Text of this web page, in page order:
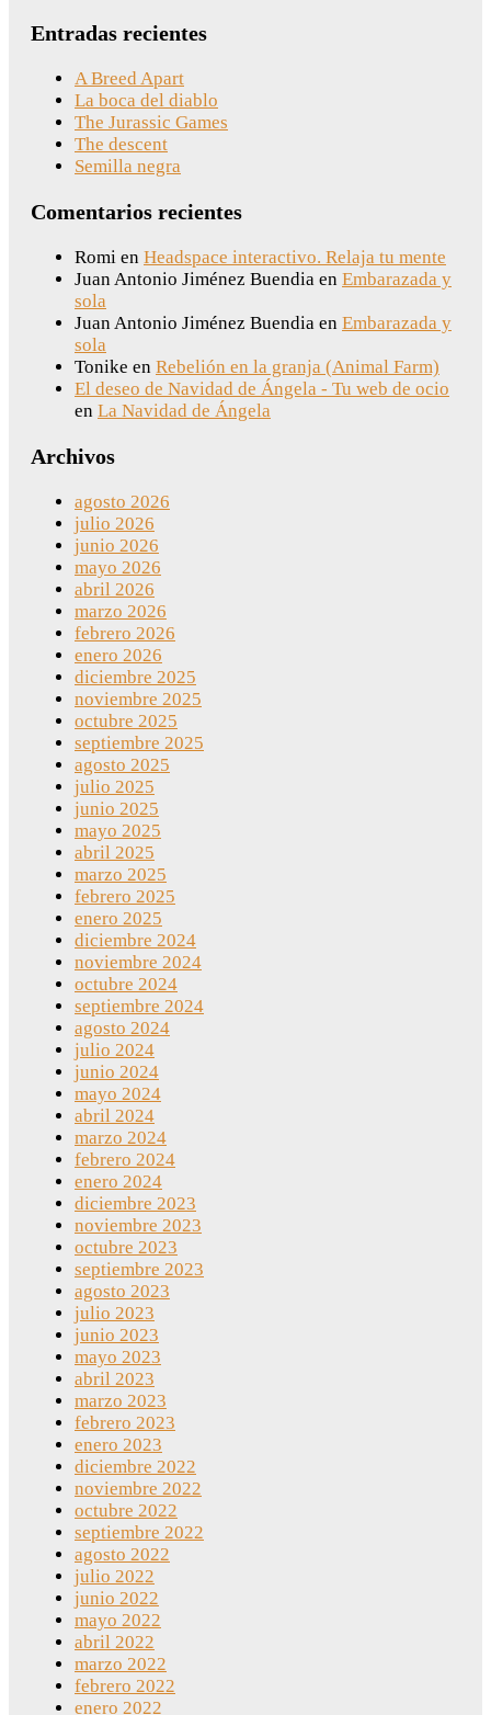
Entradas recientes
A Breed Apart
La boca del diablo
The Jurassic Games
The descent
Semilla negra
Comentarios recientes
Romi en Headspace interactivo. Relaja tu mente
Juan Antonio Jiménez Buendia en Embarazada y
sola
Juan Antonio Jiménez Buendia en Embarazada y
sola
Tonike en Rebelión en la granja (Animal Farm)
El deseo de Navidad de Ángela - Tu web de ocio
en La Navidad de Ángela
Archivos
agosto 2026
julio 2026
junio 2026
mayo 2026
abril 2026
marzo 2026
febrero 2026
enero 2026
diciembre 2025
noviembre 2025
octubre 2025
septiembre 2025
agosto 2025
julio 2025
junio 2025
mayo 2025
abril 2025
marzo 2025
febrero 2025
enero 2025
diciembre 2024
noviembre 2024
octubre 2024
septiembre 2024
agosto 2024
julio 2024
junio 2024
mayo 2024
abril 2024
marzo 2024
febrero 2024
enero 2024
diciembre 2023
noviembre 2023
octubre 2023
septiembre 2023
agosto 2023
julio 2023
junio 2023
mayo 2023
abril 2023
marzo 2023
febrero 2023
enero 2023
diciembre 2022
noviembre 2022
octubre 2022
septiembre 2022
agosto 2022
julio 2022
junio 2022
mayo 2022
abril 2022
marzo 2022
febrero 2022
enero 2022